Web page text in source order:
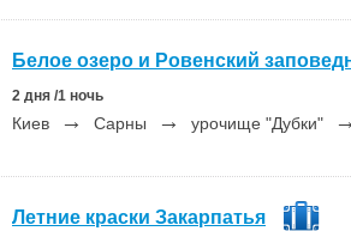
Белое озеро и Ровенский
2 дня /1 ночь
Киев → Сарны → урочище "Дубки"
Летние краски Закарпатья